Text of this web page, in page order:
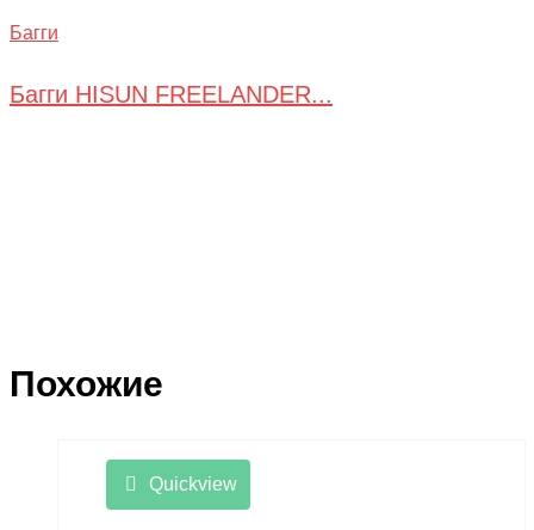
Багги
Багги HISUN FREELANDER...
Похожие
Quickview